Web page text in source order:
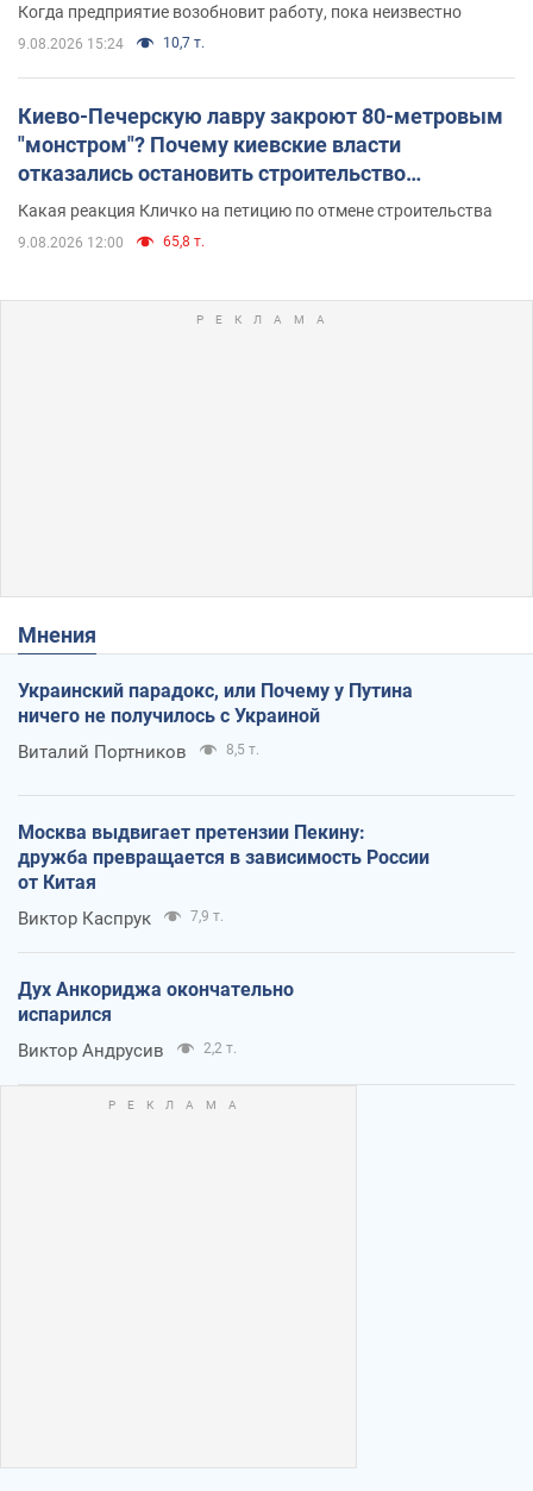
Когда предприятие возобновит работу, пока неизвестно
9.08.2026 15:24 10,7 т.
Киево-Печерскую лавру закроют 80-метровым
"монстром"? Почему киевские власти
отказались остановить строительство
небоскреба "московского верующего"
Какая реакция Кличко на петицию по отмене строительства
9.08.2026 12:00 65,8 т.
Мнения
Украинский парадокс, или Почему у Путина
ничего не получилось с Украиной
Виталий Портников 8,5 т.
Москва выдвигает претензии Пекину:
дружба превращается в зависимость России
от Китая
Виктор Каспрук 7,9 т.
Дух Анкориджа окончательно
испарился
Виктор Андрусив 2,2 т.